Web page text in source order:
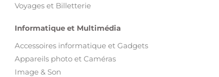
Voyages et Billetterie
Informatique et Multimédia
Accessoires informatique et Gadgets
Appareils photo et Caméras
Image & Son